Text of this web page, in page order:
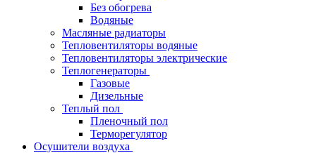
Без обогрева
Водяные
Масляные радиаторы
Тепловентиляторы водяные
Тепловентиляторы электрические
Теплогенераторы
Газовые
Дизельные
Теплый пол
Пленочный пол
Терморегулятор
Осушители воздуха